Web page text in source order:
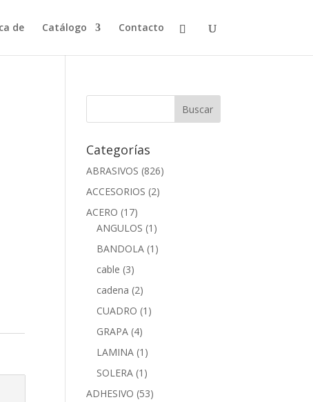
de Catálogo Contacto
Categorías
ABRASIVOS (826)
ACCESORIOS (2)
ACERO (17)
ANGULOS (1)
BANDOLA (1)
cable (3)
cadena (2)
CUADRO (1)
GRAPA (4)
LAMINA (1)
SOLERA (1)
ADHESIVO (53)